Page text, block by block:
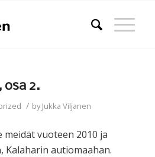
osa 2.
/ byJukka Viljanen
meidät vuoteen 2010 ja
Kalaharin autiomaahan.